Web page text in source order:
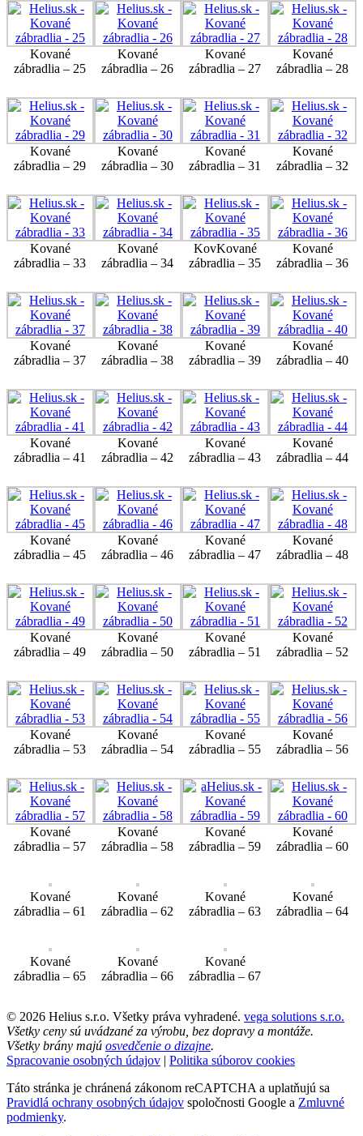
Kované
zábradlia – 25
Kované
zábradlia – 26
Kované
zábradlia – 27
Kované
zábradlia – 28
Kované
zábradlia – 29
Kované
zábradlia – 30
Kované
zábradlia – 31
Kované
zábradlia – 32
Kované
zábradlia – 33
Kované
zábradlia – 34
KovKované
zábradlia – 35
Kované
zábradlia – 36
Kované
zábradlia – 37
Kované
zábradlia – 38
Kované
zábradlia – 39
Kované
zábradlia – 40
Kované
zábradlia – 41
Kované
zábradlia – 42
Kované
zábradlia – 43
Kované
zábradlia – 44
Kované
zábradlia – 45
Kované
zábradlia – 46
Kované
zábradlia – 47
Kované
zábradlia – 48
Kované
zábradlia – 49
Kované
zábradlia – 50
Kované
zábradlia – 51
Kované
zábradlia – 52
Kované
zábradlia – 53
Kované
zábradlia – 54
Kované
zábradlia – 55
Kované
zábradlia – 56
Kované
zábradlia – 57
Kované
zábradlia – 58
Kované
zábradlia – 59
Kované
zábradlia – 60
Kované
zábradlia – 61
Kované
zábradlia – 62
Kované
zábradlia – 63
Kované
zábradlia – 64
Kované
zábradlia – 65
Kované
zábradlia – 66
Kované
zábradlia – 67
© 2026 Helius s.r.o. Všetky práva vyhradené. vega solutions s.r.o.
Všetky ceny sú uvádzané za výrobu, bez dopravy a montáže.
Všetky brány majú osvedčenie o dizajne.
Spracovanie osobných údajov | Politika súborov cookies
Táto stránka je chránená zákonom reCAPTCHA a uplatňujú sa
Pravidlá ochrany osobných údajov spoločnosti Google a Zmluvné
podmienky.